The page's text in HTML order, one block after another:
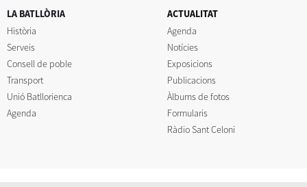
LA BATLLÒRIA
Història
Serveis
Consell de poble
Transport
Unió Batllorienca
Agenda
ACTUALITAT
Agenda
Notícies
Exposicions
Publicacions
Àlbums de fotos
Formularis
Ràdio Sant Celoni